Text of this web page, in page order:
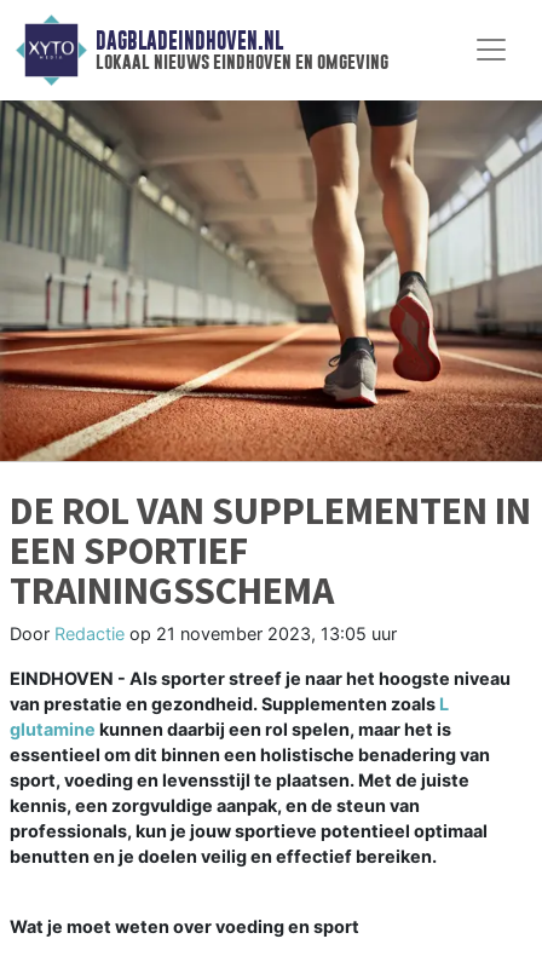
DAGBLADEINDHOVEN.NL
lokaal nieuws eindhoven en omgeving
DE ROL VAN SUPPLEMENTEN IN
EEN SPORTIEF
TRAININGSSCHEMA
Door Redactie op 21 november 2023, 13:05 uur
EINDHOVEN - Als sporter streef je naar het hoogste niveau
van prestatie en gezondheid. Supplementen zoals L
glutamine kunnen daarbij een rol spelen, maar het is
essentieel om dit binnen een holistische benadering van
sport, voeding en levensstijl te plaatsen. Met de juiste
kennis, een zorgvuldige aanpak, en de steun van
professionals, kun je jouw sportieve potentieel optimaal
benutten en je doelen veilig en effectief bereiken.
Wat je moet weten over voeding en sport